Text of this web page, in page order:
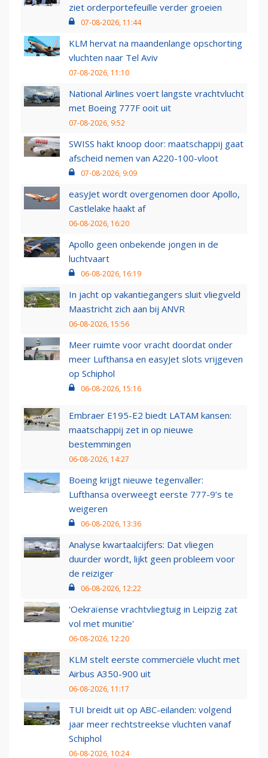
ziet orderportefeuille verder groeien
07-08-2026, 11:44
KLM hervat na maandenlange opschorting
vluchten naar Tel Aviv
07-08-2026, 11:10
National Airlines voert langste vrachtvlucht
met Boeing 777F ooit uit
07-08-2026, 9:52
SWISS hakt knoop door: maatschappij gaat
afscheid nemen van A220-100-vloot
07-08-2026, 9:09
easyJet wordt overgenomen door Apollo,
Castlelake haakt af
06-08-2026, 16:20
Apollo geen onbekende jongen in de
luchtvaart
06-08-2026, 16:19
In jacht op vakantiegangers sluit vliegveld
Maastricht zich aan bij ANVR
06-08-2026, 15:56
Meer ruimte voor vracht doordat onder
meer Lufthansa en easyJet slots vrijgeven
op Schiphol
06-08-2026, 15:16
Embraer E195-E2 biedt LATAM kansen:
maatschappij zet in op nieuwe
bestemmingen
06-08-2026, 14:27
Boeing krijgt nieuwe tegenvaller:
Lufthansa overweegt eerste 777-9’s te
weigeren
06-08-2026, 13:36
Analyse kwartaalcijfers: Dat vliegen
duurder wordt, lijkt geen probleem voor
de reiziger
06-08-2026, 12:22
'Oekraïense vrachtvliegtuig in Leipzig zat
vol met munitie'
06-08-2026, 12:20
KLM stelt eerste commerciële vlucht met
Airbus A350-900 uit
06-08-2026, 11:17
TUI breidt uit op ABC-eilanden: volgend
jaar meer rechtstreekse vluchten vanaf
Schiphol
06-08-2026, 10:24